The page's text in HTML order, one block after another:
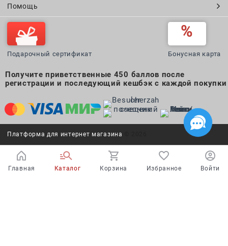
Помощь
Подарочный сертификат Бонусная карта
Получите приветственные 450 баллов после
регистрации и последующий кешбэк с каждой покупки
Платформа для интернет магазина
Главная Каталог Корзина Избранное Войти